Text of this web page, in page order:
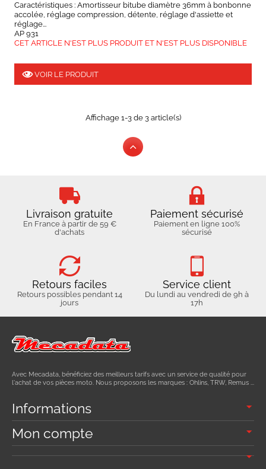
Caractéristiques : Amortisseur bitube diamètre 36mm à bonbonne
accolée, réglage compression, détente, réglage d'assiette et
réglage...
AP 931
CET ARTICLE N'EST PLUS PRODUIT ET N'EST PLUS DISPONIBLE
VOIR LE PRODUIT
Affichage 1-3 de 3 article(s)
Livraison gratuite
En France à partir de 59 €
d'achats
Paiement sécurisé
Paiement en ligne 100%
sécurisé
Retours faciles
Retours possibles pendant 14
jours
Service client
Du lundi au vendredi de 9h à
17h
Avec Mecadata, bénéficiez des meilleurs tarifs avec un service de qualité pour
l'achat de vos pièces moto. Nous proposons les marques : Ohlins, TRW, Remus ...
Informations
Mon compte